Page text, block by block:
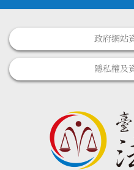
政府網站
隱私權及